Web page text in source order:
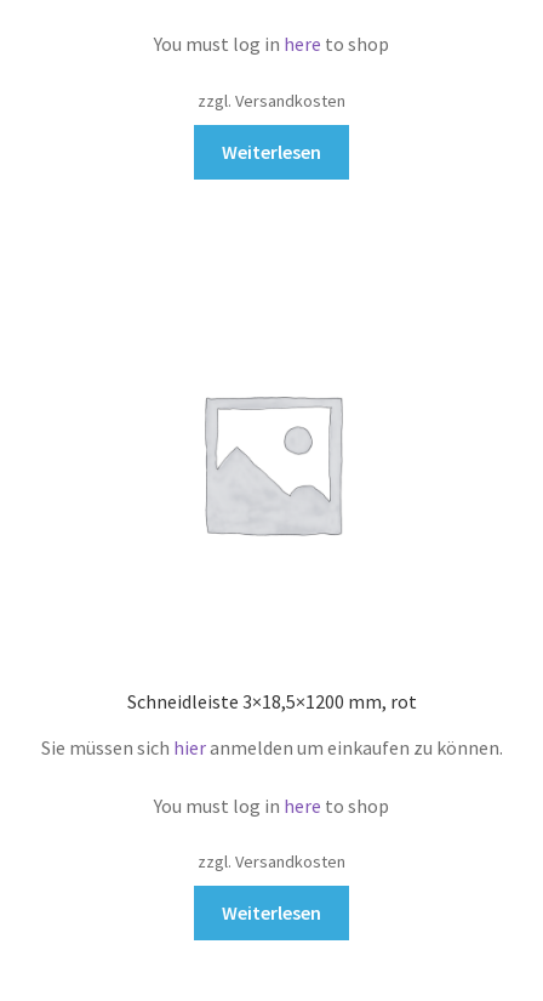
You must log in here to shop
zzgl. Versandkosten
Weiterlesen
Schneidleiste 3×18,5×1200 mm, rot
Sie müssen sich hieranmelden um einkaufen zu können.
You must log in here to shop
zzgl. Versandkosten
Weiterlesen